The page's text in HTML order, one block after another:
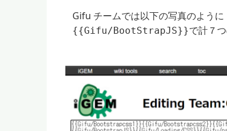
Gifu チームでは以下の写真のように
{{Gifu/BootStrapJS}}で計７